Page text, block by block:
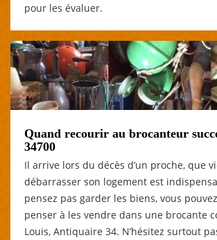
pour les évaluer.
Quand recourir au brocanteur
34700
Il arrive lors du décès d’un proche, que
débarrasser son logement est
pensez pas garder les biens, vous
penser à les vendre dans une brocante
Louis, Antiquaire 34. N’hésitez surtout